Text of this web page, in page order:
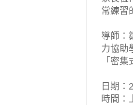
常練習
導師：
力協助
「密
日期：
時間：